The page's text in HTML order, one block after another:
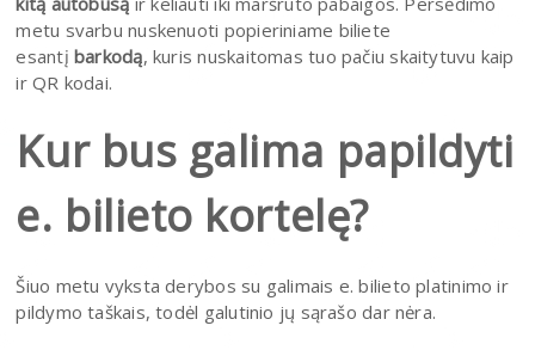
metu svarbu nuskenuoti popieriniame biliete
esantįbarkodą, kuris nuskaitomas tuo pačiu skaitytuvu kaip
ir QR kodai.
Kur bus galima papildyti
e. bilieto kortelę?
Šiuo metu vyksta derybos su galimais e. bilieto platinimo ir
pildymo taškais, todėl galutinio jų sąrašo dar nėra.